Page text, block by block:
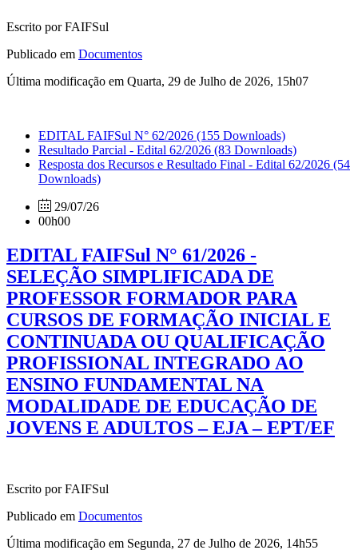
Escrito por FAIFSul
Publicado em Documentos
Última modificação em Quarta, 29 de Julho de 2026, 15h07
EDITAL FAIFSul N° 62/2026 (155 Downloads)
Resultado Parcial - Edital 62/2026 (83 Downloads)
Resposta dos Recursos e Resultado Final - Edital 62/2026 (54
Downloads)
29/07/26
00h00
EDITAL FAIFSul N° 61/2026 -
SELEÇÃO SIMPLIFICADA DE
PROFESSOR FORMADOR PARA
CURSOS DE FORMAÇÃO INICIAL E
CONTINUADA OU QUALIFICAÇÃO
PROFISSIONAL INTEGRADO AO
ENSINO FUNDAMENTAL NA
MODALIDADE DE EDUCAÇÃO DE
JOVENS E ADULTOS – EJA – EPT/EF
Escrito por FAIFSul
Publicado em Documentos
Última modificação em Segunda, 27 de Julho de 2026, 14h55